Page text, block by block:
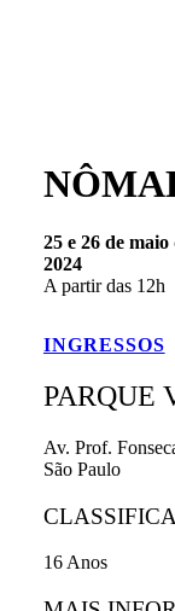
25 e 26 de maio
2024
A partir das 12h
INGRESSOS
PARQUE
Av. Prof.
São Paulo
16 Anos